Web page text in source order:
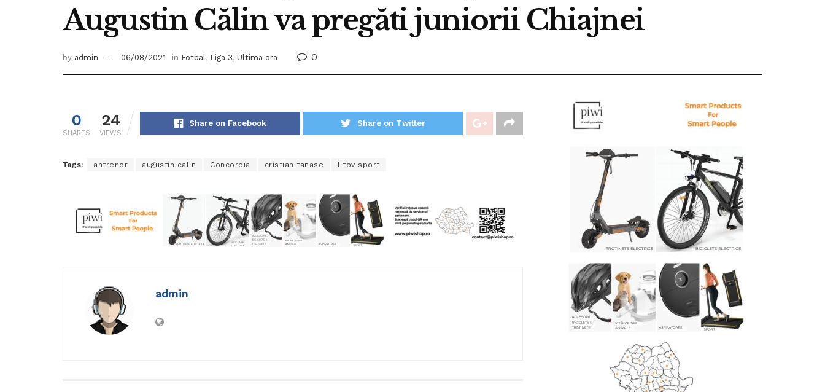
Augustin Călin va pregăti juniorii Chiajnei
by admin 06/08/2021 in Fotbal, Liga 3, Ultima ora 0
0
SHARES
24
VIEWS
Share on Facebook Share on Twitter
Tags: antrenor augustin calin Concordia cristian tanase Ilfov sport
admin